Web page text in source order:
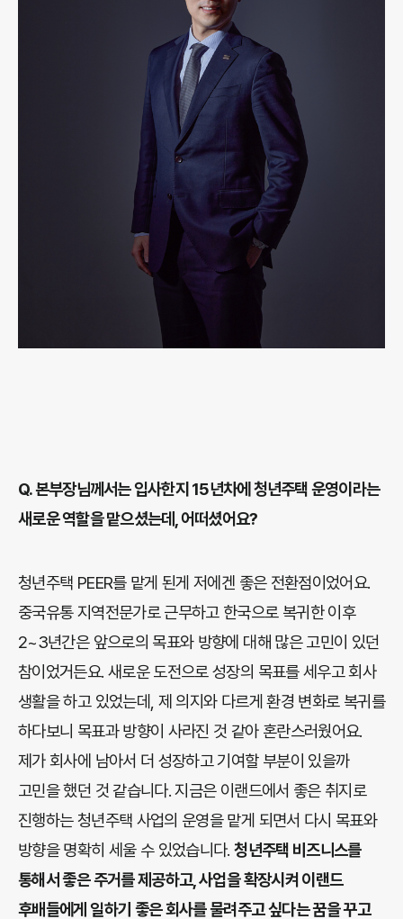
Q.본부장님께서는 입사한지 15년차에 청년주택 운영이라는
새로운 역할을 맡으셨는데, 어떠셨어요?
청년주택 PEER를 맡게 된게 저에겐 좋은 전환점이었어요.
중국유통 지역전문가로 근무하고 한국으로 복귀한 이후
2~3년간은 앞으로의 목표와 방향에 대해 많은 고민이 있던
참이었거든요. 새로운 도전으로 성장의 목표를 세우고 회사
생활을 하고 있었는데, 제 의지와 다르게 환경 변화로 복귀를
하다보니 목표과 방향이 사라진 것 같아 혼란스러웠어요.
제가 회사에 남아서 더 성장하고 기여할 부분이 있을까
고민을 했던 것 같습니다. 지금은 이랜드에서 좋은 취지로
진행하는 청년주택 사업의 운영을 맡게 되면서 다시 목표와
방향을 명확히 세울 수 있었습니다.청년주택 비즈니스를
통해서 좋은 주거를 제공하고, 사업을 확장시켜 이랜드
후배들에게 일하기 좋은 회사를 물려주고 싶다는 꿈을 꾸고